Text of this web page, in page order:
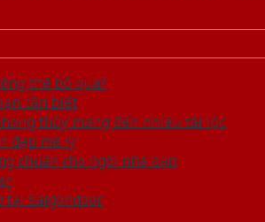
thể bỏ qua?
cần biết
thủy mang đến nhiều tài lộc
đẹp mê ly
chuẩn cho ngôi nhà bạn
tại Saigondoor